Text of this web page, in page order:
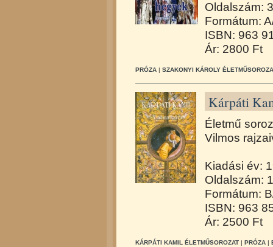
Oldalszám:
Formátum:
ISBN: 963
Ár: 2800 Ft
PRÓZA | SZAKONYI KÁROLY
Kárpáti
Életmű
Vilmos
Kiadási év:
Oldalszám:
Formátum:
ISBN: 963
Ár: 2500 Ft
KÁRPÁTI KAMIL ÉLETMŰSOROZAT | PRÓZA |